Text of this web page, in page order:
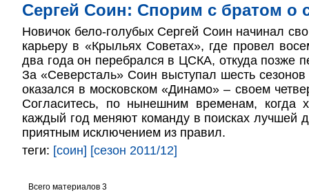
Сергей Соин: Спорим с братом о
Новичок бело-голубых Сергей Соин начинал
карьеру в «Крыльях Советах», где провел
два года он перебрался в ЦСКА, откуда позже
За «Северсталь» Соин выступал шесть
оказался в московском «Динамо» – своем
Согласитесь, по нынешним временам, когда
каждый год меняют команду в поисках лучшей
приятным исключением из правил.
теги: [соин] [сезон 2011/12]
Всего материалов 3